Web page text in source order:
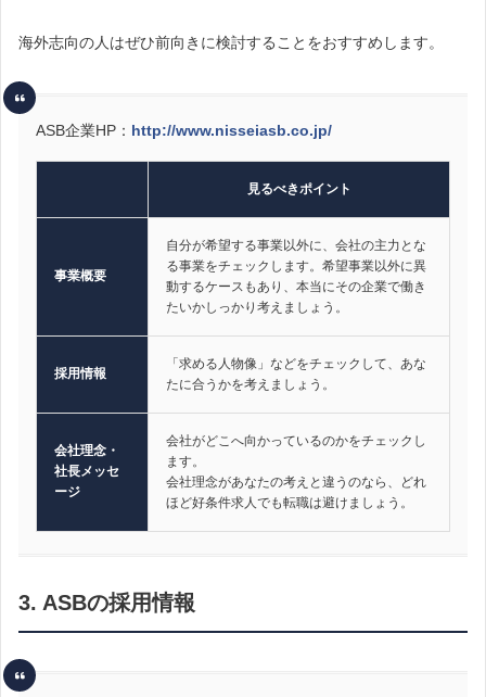
海外志向の人はぜひ前向きに検討することをおすすめします。
ASB企業HP： http://www.nisseiasb.co.jp/
見るべきポイント
事業概要
自分が希望する事業以外に、会社の主力とな
る事業をチェックします。希望事業以外に異
動するケースもあり、本当にその企業で働き
たいかしっかり考えましょう。
採用情報
「求める人物像」などをチェックして、あな
たに合うかを考えましょう。
会社理念・
社長メッセ
ージ
会社がどこへ向かっているのかをチェックし
ます。
会社理念があなたの考えと違うのなら、どれ
ほど好条件求人でも転職は避けましょう。
3. ASBの採用情報